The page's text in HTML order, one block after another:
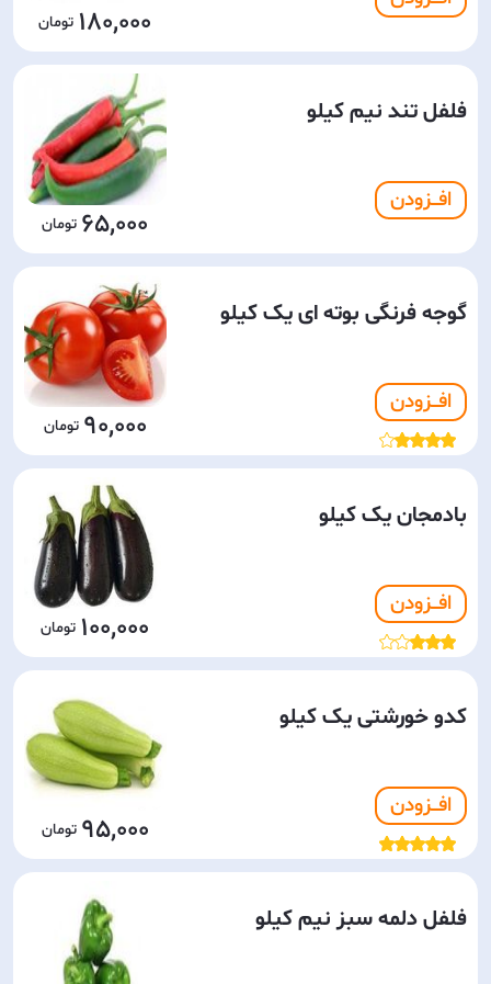
180,000
فلفل تند نیم کیلو
افـــزودن
65,000
گوجه فرنگی بوته ای یک کیلو
افـــزودن
90,000
بادمجان یک کیلو
افـــزودن
100,000
کدو خورشتی یک کیلو
افـــزودن
95,000
فلفل دلمه سبز نیم کیلو